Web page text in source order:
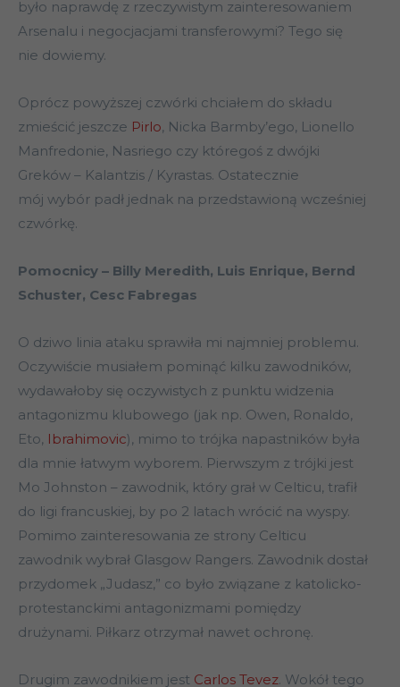
było naprawdę z rzeczywistym zainteresowaniem
Arsenalu i negocjacjami transferowymi? Tego się
nie dowiemy.
Oprócz powyższej czwórki chciałem do składu
zmieścić jeszcze Pirlo, Nicka Barmby’ego, Lionello
Manfredonie, Nasriego czy któregoś z dwójki
Greków – Kalantzis / Kyrastas. Ostatecznie
mój wybór padł jednak na przedstawioną wcześniej
czwórkę.
Pomocnicy – Billy Meredith, Luis Enrique, Bernd
Schuster, Cesc Fabregas
O dziwo linia ataku sprawiła mi najmniej problemu.
Oczywiście musiałem pominąć kilku zawodników,
wydawałoby się oczywistych z punktu widzenia
antagonizmu klubowego (jak np. Owen, Ronaldo,
Eto, Ibrahimovic), mimo to trójka napastników była
dla mnie łatwym wyborem. Pierwszym z trójki jest
Mo Johnston – zawodnik, który grał w Celticu, trafił
do ligi francuskiej, by po 2 latach wrócić na wyspy.
Pomimo zainteresowania ze strony Celticu
zawodnik wybrał Glasgow Rangers. Zawodnik dostał
przydomek „Judasz,” co było związane z katolicko-
protestanckimi antagonizmami pomiędzy
drużynami. Piłkarz otrzymał nawet ochronę.
Drugim zawodnikiem jest Carlos Tevez. Wokół tego